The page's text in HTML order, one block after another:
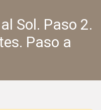
Sol. Paso 2.
Paso a